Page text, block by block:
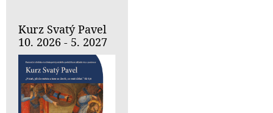
Kurz Svatý Pavel
10. 2026 - 5. 2027